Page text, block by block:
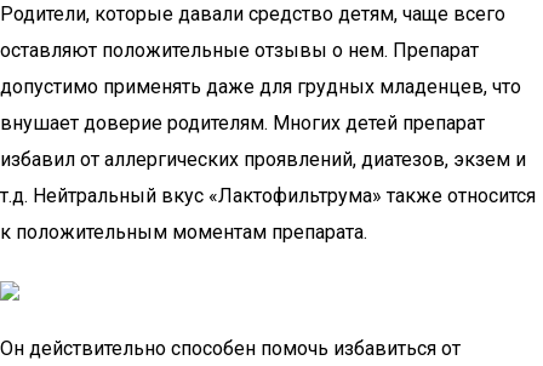
Родители, которые давали средство детям, чаще всего
оставляют положительные отзывы о нем. Препарат
допустимо применять даже для грудных младенцев, что
внушает доверие родителям. Многих детей препарат
избавил от аллергических проявлений, диатезов, экзем и
т.д. Нейтральный вкус «Лактофильтрума» также относится
к положительным моментам препарата.
Он действительно способен помочь избавиться от